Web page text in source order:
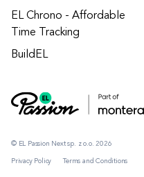
© EL Passion Next sp. z o.o. 2026
Privacy Policy Terms and Conditions
EL Chrono - Affordable
Time Tracking
BuildEL